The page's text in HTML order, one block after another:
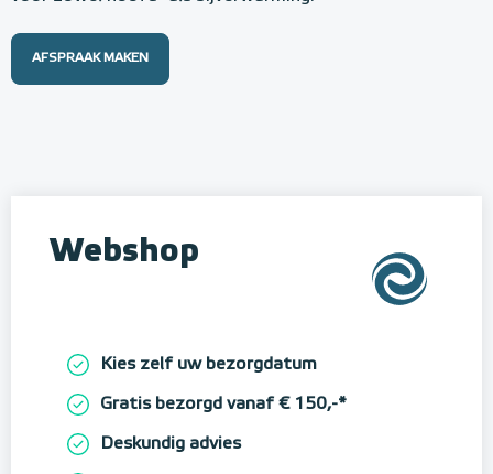
AFSPRAAK MAKEN
Webshop
Kies zelf uw bezorgdatum
Gratis bezorgd vanaf € 150,-*
Deskundig advies